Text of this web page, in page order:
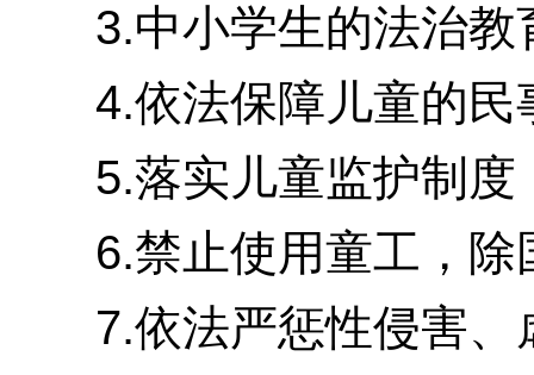
3.中小学生的法治教育
4.依法保障儿童的民
5.落实儿童监护制度
6.禁止使用童工，除国
7.依法严惩性侵害、